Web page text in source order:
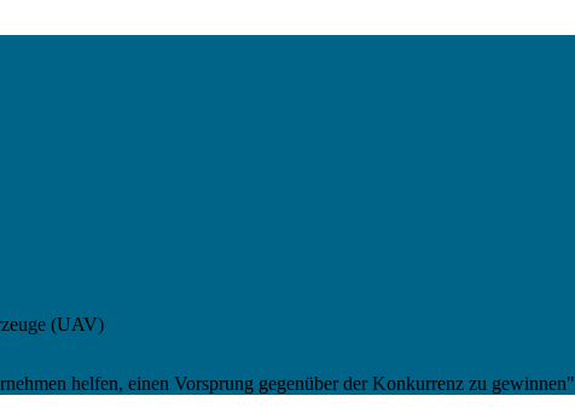
(UAV)
helfen, einen Vorsprung gegenüber der Konkurrenz zu gewinnen"